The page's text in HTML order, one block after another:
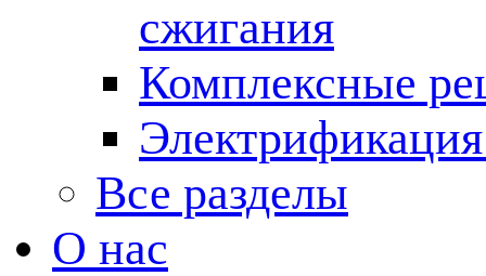
сжигания
Комплексные
Все разделы
О нас